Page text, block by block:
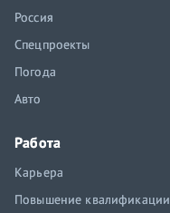
Россия
Спецпроекты
Погода
Авто
Работа
Карьера
Повышение квалификации